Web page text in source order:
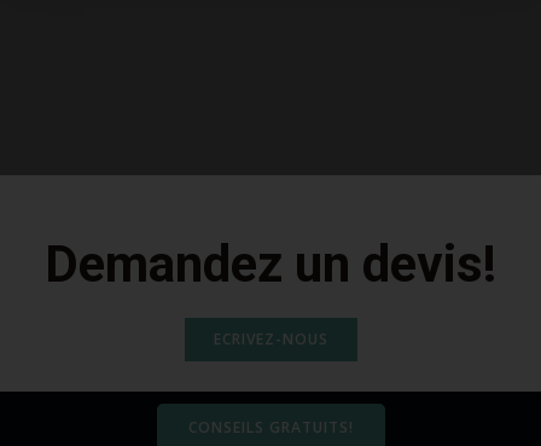
Demandez un devis!
ECRIVEZ-NOUS
CONSEILS GRATUITS!